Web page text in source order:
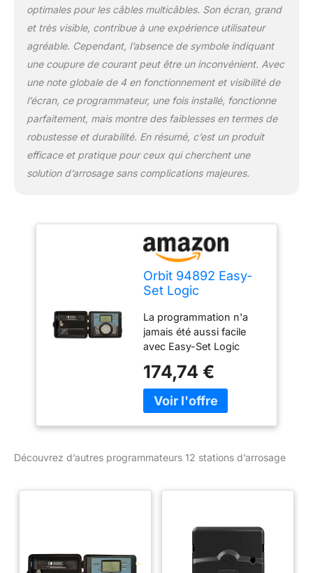
optimales pour les câbles multicâbles. Son écran, grand
et très visible, contribue à une expérience utilisateur
agréable. Cependant, l’absence de symbole indiquant
une coupure de courant peut être un inconvénient. Avec
une note globale de 4 en fonctionnement et visibilité de
l’écran, ce programmateur, une fois installé, fonctionne
parfaitement, mais montre des faiblesses en termes de
robustesse et durabilité. En résumé, c’est un produit
efficace et pratique pour ceux qui cherchent une
solution d’arrosage sans complications majeures.
Orbit 94892 Easy-
Set Logic
Stations d'arrosage
La programmation n'a
jamais été aussi facile
avec Easy-Set Logic
12 heures de démarrage
pour une flexibilité dans
toutes les situations
visionneuse facile à lire
contrôler votre système.
une utilisation en
intérieur/extérieur.
174,74 €
Découvrez d’autres programmateurs 12 stations d’arrosage